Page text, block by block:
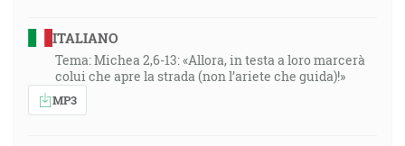
ITALIANO
Tema: Michea 2,6-13: «Allora, in testa a loro marcerà
colui che apre la strada (non l’ariete che guida)!»
MP3